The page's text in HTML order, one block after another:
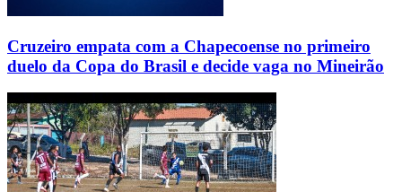
Cruzeiro empata com a Chapecoense no primeiro
duelo da Copa do Brasil e decide vaga no Mineirão